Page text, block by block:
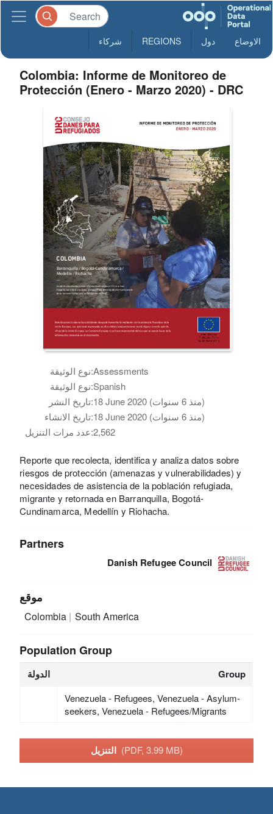
الاوضاع دول REGIONS شركاء
Colombia: Informe de Monitoreo de
Protección (Enero - Marzo 2020) - DRC
نوع الوثيقة:Assessments
نوع الوثيقة:Spanish
تاريخ النشر:
18 June 2020 (منذ 6 سنوات)
تاريخ الانشاء:
18 June 2020 (منذ 6 سنوات)
عدد مرات التنزيل:2,562
Reporte que recolecta, identifica y analiza datos sobre
riesgos de protección (amenazas y vulnerabilidades) y
necesidades de asistencia de la población refugiada,
migrante y retornada en Barranquilla, Bogotá-
Cundinamarca, Medellín y Riohacha.
Partners
Danish Refugee Council
موقع
Colombia South America
Population Group
الدولة Group
Venezuela - Refugees, Venezuela - Asylum-
seekers, Venezuela - Refugees/Migrants
التنزيل (PDF, 3.99 MB)